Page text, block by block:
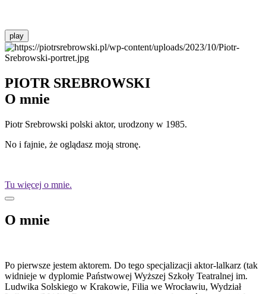
play
PIOTR SREBROWSKI
O mnie
Piotr Srebrowski polski aktor, urodzony w 1985.
No i fajnie, że oglądasz moją stronę.
Tu więcej o mnie.
O mnie
Po pierwsze jestem aktorem. Do tego specjalizacji aktor-lalkarz (tak
widnieje w dyplomie Państwowej Wyższej Szkoły Teatralnej im.
Ludwika Solskiego w Krakowie, Filia we Wrocławiu, Wydział